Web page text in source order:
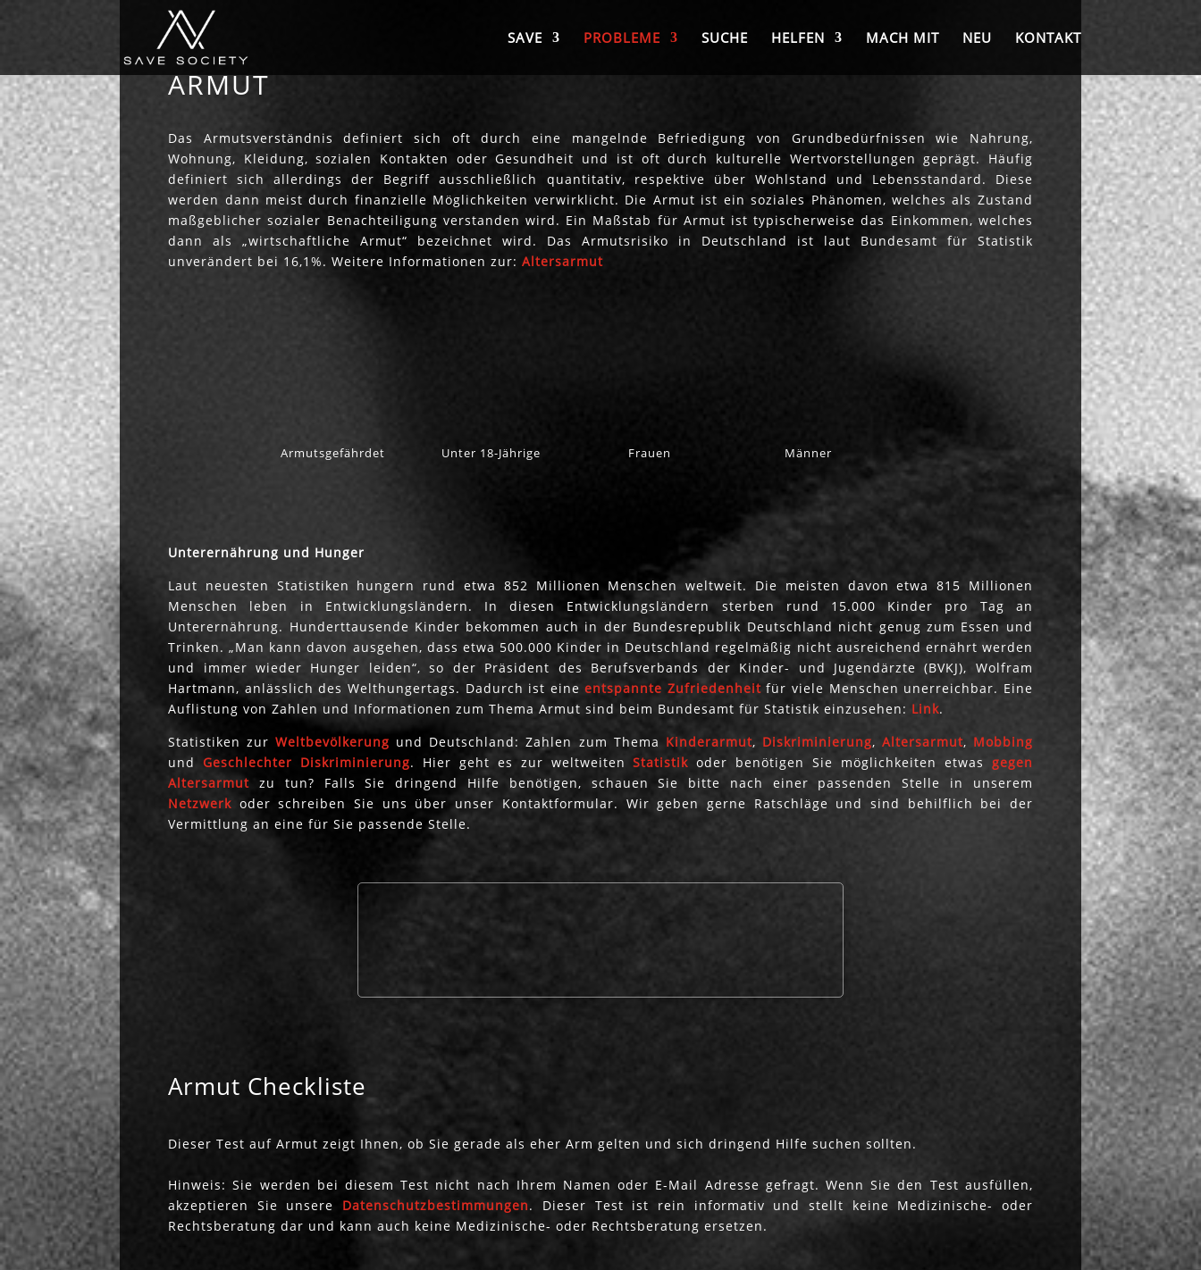
SAVE PROBLEME SUCHE HELFEN MACH MIT NEU KONTAKT
ARMUT
Das Armutsverständnis definiert sich oft durch eine mangelnde Befriedigung von Grundbedürfnissen wie Nahrung,
Wohnung, Kleidung, sozialen Kontakten oder Gesundheit und ist oft durch kulturelle Wertvorstellungen geprägt. Häufig
definiert sich allerdings der Begriff ausschließlich quantitativ, respektive über Wohlstand und Lebensstandard. Diese
werden dann meist durch finanzielle Möglichkeiten verwirklicht. Die Armut ist ein soziales Phänomen, welches als Zustand
maßgeblicher sozialer Benachteiligung verstanden wird. Ein Maßstab für Armut ist typischerweise das Einkommen, welches
dann als „wirtschaftliche Armut“ bezeichnet wird. Das Armutsrisiko in Deutschland ist laut Bundesamt für Statistik
unverändert bei 16,1%. Weitere Informationen zur:Altersarmut
Armutsgefährdet Unter 18-Jährige Frauen Männer
Unterernährung und Hunger
Laut neuesten Statistiken hungern rund etwa 852 Millionen Menschen weltweit. Die meisten davon etwa 815 Millionen
Menschen leben in Entwicklungsländern. In diesen Entwicklungsländern sterben rund 15.000 Kinder pro Tag an
Unterernährung. Hunderttausende Kinder bekommen auch in der Bundesrepublik Deutschland nicht genug zum Essen und
Trinken. „Man kann davon ausgehen, dass etwa 500.000 Kinder in Deutschland regelmäßig nicht ausreichend ernährt werden
und immer wieder Hunger leiden“, so der Präsident des Berufsverbands der Kinder- und Jugendärzte (BVKJ), Wolfram
Hartmann, anlässlich des Welthungertags. Dadurch ist eineentspannte Zufriedenheitfür viele Menschen unerreichbar. Eine
Auflistung von Zahlen und Informationen zum Thema Armut sind beim Bundesamt für Statistik einzusehen: Link.
Statistiken zurWeltbevölkerung und Deutschland: Zahlen zum Thema Kinderarmut, Diskriminierung, Altersarmut, Mobbing
undGeschlechter Diskriminierung. Hier geht es zur weltweitenStatistik oder benötigen Sie möglichkeiten etwas gegen
Altersarmut zu tun? Falls Sie dringend Hilfe benötigen, schauen Sie bitte nach einer passenden Stelle in unserem
Netzwerk oder schreiben Sie uns über unser Kontaktformular. Wir geben gerne Ratschläge und sind behilflich bei der
Vermittlung an eine für Sie passende Stelle.
Armut Checkliste
Dieser Test auf Armut zeigt Ihnen, ob Sie gerade als eher Arm gelten und sich dringend Hilfe suchen sollten.
Hinweis: Sie werden bei diesem Test nicht nach Ihrem Namen oder E-Mail Adresse gefragt. Wenn Sie den Test ausfüllen,
akzeptieren Sie unsere Datenschutzbestimmungen. Dieser Test ist rein informativ und stellt keine Medizinische- oder
Rechtsberatung dar und kann auch keine Medizinische- oder Rechtsberatung ersetzen.